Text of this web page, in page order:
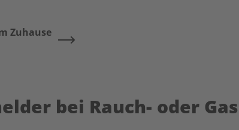
Zuhause
bei Rauch- oder